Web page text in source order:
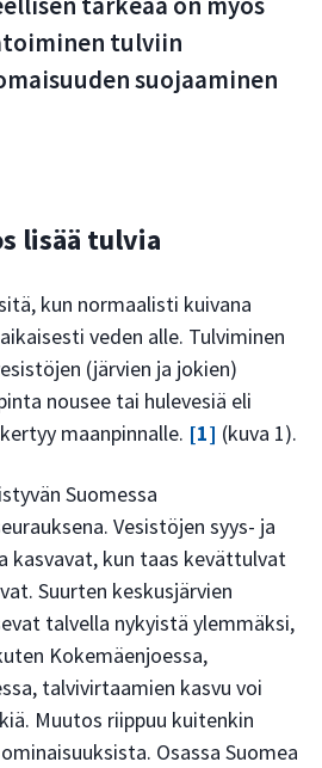
tulviin
suojaaminen
lisää tulvia
kun normaalisti kuivana
veden alle. Tulviminen
(järvien ja jokien)
nousee tai hulevesiä eli
maanpinnalle. [1] (kuva 1).
Suomessa
Vesistöjen syys- ja
kasvavat, kun taas kevättulvat
Suurten keskusjärvien
talvella nykyistä ylemmäksi,
Kokemäenjoessa,
talvivirtaamien kasvu voi
Muutos riippuu kuitenkin
Osassa Suomea